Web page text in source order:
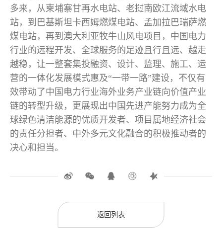
多来，从柬埔寨甘再水电站、老挝南欧江流域水电
站，到巴基斯坦卡西姆燃煤电站、孟加拉巴瑞萨燃
煤电站，再到澳大利亚牧牛山风电项目，中国电力
行业的远程开发、全球服务的足迹且行且远、越走
越稳，让一整套集投融资、设计、监理、施工、运
营的一体化发展模式惠及“一带一路”建设，不仅有
效带动了中国电力行业海外业务产业链向价值产业
链的转型升级，更展现出中国先进产能努力成为全
球绿色清洁能源的优质开发者、项目属地经济社会
的责任分担者、中外多元文化融合的积极推动者的
决心和担当。
返回列表